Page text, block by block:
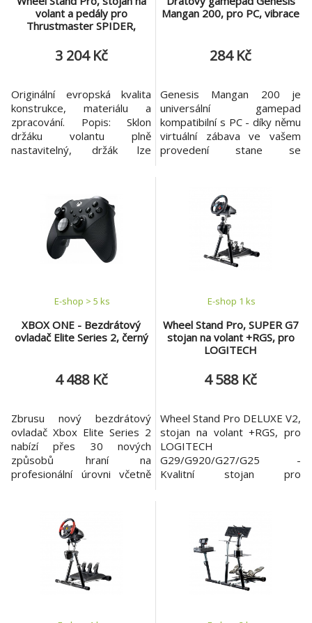
volant a pedály pro
Thrustmaster SPIDER,
červený
3 204 Kč
Originální evropská kvalita
konstrukce, materiálu a
zpracování. Popis: Sklon
držáku volantu plně
nastavitelný, držák lze
úpravu. Nový V2 design
založen na bázi DELUXE činí
stojan více stabilním,
silnějším a pevnějším.
Přizpůsobitelný pro
Mangan 200, pro PC, vibrace
284 Kč
Genesis Mangan 200 je
universální gamepad
kompatibilní s PC - díky němu
virtuální zábava ve vašem
provedení stane se
moderní konstrukce dělají
gamepad Genesis Mangan
200 nesmírně originálním.
Analogové joysticky
Gamepad Genesis Mangan
200 je vybaven 15 tlačítky a
XBOX ONE - Bezdrátový
ovladač Elite Series 2, černý
E-shop > 5 ks
4 488 Kč
Zbrusu nový bezdrátový
ovladač Xbox Elite Series 2
nabízí přes 30 nových
způsobů hraní na
profesionální úrovni včetně
vyměnitelných součástí,
dobíjecí baterie s až
40hodinovou výdrží a
neomezených možností
přizpůsobení v aplikaci
Příslušenství pro Xbox na
Wheel Stand Pro, SUPER G7
stojan na volant +RGS, pro
LOGITECH
(DELUXE V2)
E-shop 1 ks
4 588 Kč
Wheel Stand Pro DELUXE V2,
stojan na volant +RGS, pro
LOGITECH
G29/G920/G27/G25 -
Kvalitní stojan pro
STEPLESS Rychloupínací
mechanismus pro rychlé
nastavení Speciálně navrženo
pro podporu závodních
volantů Logitech G923, G29,